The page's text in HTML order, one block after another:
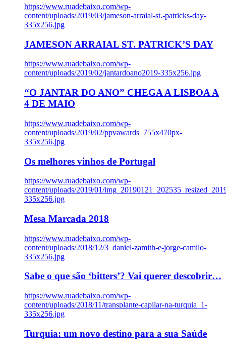
https://www.ruadebaixo.com/wp-
content/uploads/2019/03/jameson-arraial-st.-patricks-day-
335x256.jpg
JAMESON ARRAIAL ST. PATRICK’S DAY
https://www.ruadebaixo.com/wp-
content/uploads/2019/02/jantardoano2019-335x256.jpg
“O JANTAR DO ANO” CHEGA A LISBOA A
4 DE MAIO
https://www.ruadebaixo.com/wp-
content/uploads/2019/02/ppvawards_755x470px-
335x256.jpg
Os melhores vinhos de Portugal
https://www.ruadebaixo.com/wp-
content/uploads/2019/01/
335x256.jpg
Mesa Marcada 2018
https://www.ruadebaixo.com/wp-
content/uploads/2018/12/3_daniel-zamith-e-jorge-camilo-
335x256.jpg
Sabe o que são ‘bitters’? Vai querer descobrir…
https://www.ruadebaixo.com/wp-
content/uploads/2018/11/transplante-capilar-na-turquia_1-
335x256.jpg
Turquia: um novo destino para a sua Saúde